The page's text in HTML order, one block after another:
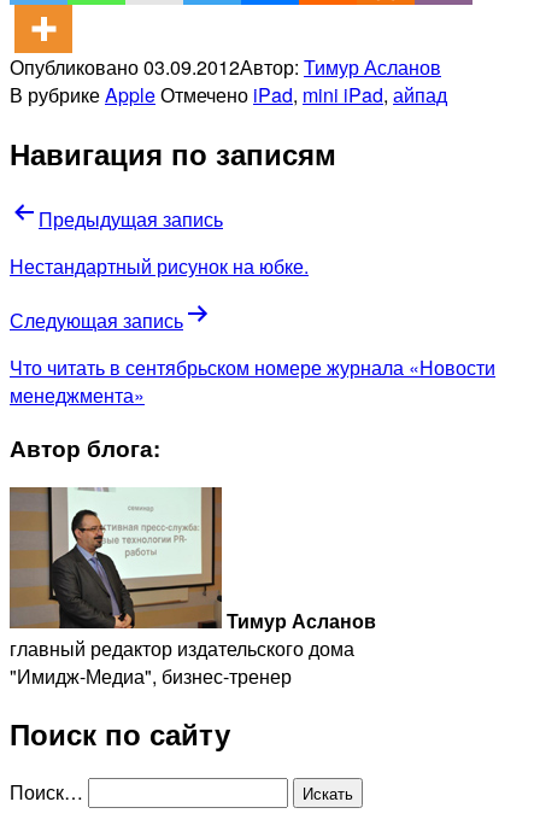
Опубликовано03.09.2012Автор: Тимур Асланов
В рубрикеAppleОтмечено iPad, mini iPad, айпад
Навигация по записям
Предыдущая запись
Нестандартный рисунок на юбке.
Следующая запись
Что читать в сентябрьском номере журнала «Новости
менеджмента»
Автор блога:
Тимур Асланов
главный редактор издательского дома
"Имидж-Медиа", бизнес-тренер
Поиск по сайту
Поиск…